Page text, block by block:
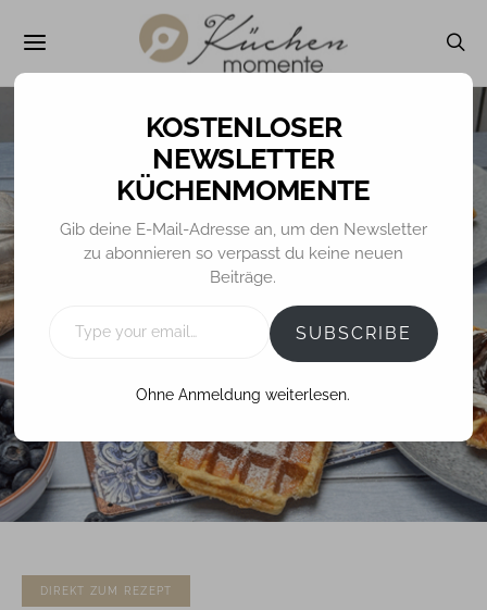
GEBÄCK / MINIS / PRALINEN
Lütticher Waffeln
DIREKT ZUM REZEPT
NEWSLETTER
KÜCHENMOMENTE
Gib deine E-Mail-Adresse an, um den Newsletter
zu abonnieren so verpasst du keine neuen
Beiträge.
YOUR
EMAIL…
SUBSCRIBE
Ohne Anmeldung weiterlesen.